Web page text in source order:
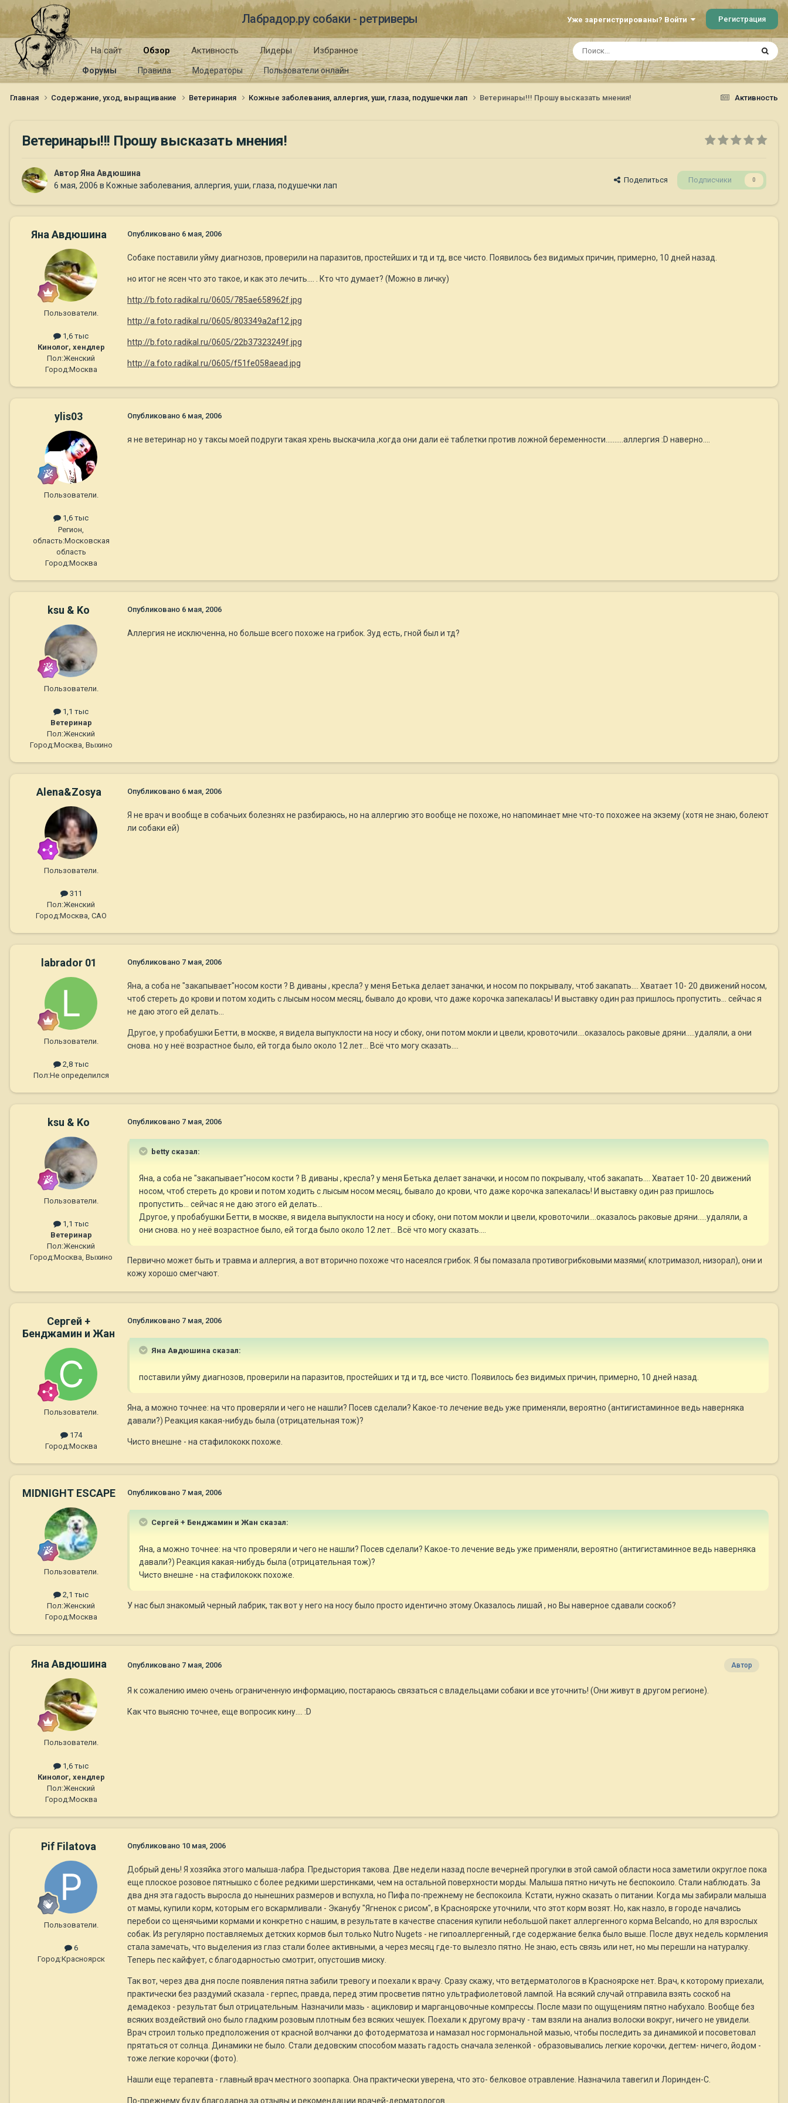
Лабрадор.ру собаки - ретриверы Уже зарегистрированы? Войти Регистрация
На сайт Обзор
Форумы Правила Модераторы Пользователи онлайн
Активность Лидеры Избранное
Активность
Главная Содержание, уход, выращивание Ветеринария Кожные заболевания, аллергия, уши, глаза, подушечки лап Ветеринары!!! Прошу высказать мнения!
Ветеринары!!! Прошу высказать мнения!
Автор Яна Авдюшина
6 мая, 2006 в Кожные заболевания, аллергия, уши, глаза, подушечки лап
Поделиться Подписчики 0
Яна Авдюшина
Пользователи.
1,6 тыс
Кинолог, хендлер
Пол:Женский
Город:Москва
Опубликовано 6 мая, 2006
Собаке поставили уйму диагнозов, проверили на паразитов, простейших и тд и тд, все чисто. Появилось без видимых причин, примерно, 10 дней назад.
но итог не ясен что это такое, и как это лечить.... . Кто что думает? (Можно в личку)
http://b.foto.radikal.ru/0605/785ae658962f.jpg
http://a.foto.radikal.ru/0605/803349a2af12.jpg
http://b.foto.radikal.ru/0605/22b37323249f.jpg
http://a.foto.radikal.ru/0605/f51fe058aead.jpg
ylis03
Пользователи.
1,6 тыс
Регион,
область:Московская
область
Город:Москва
Опубликовано 6 мая, 2006
я не ветеринар но у таксы моей подруги такая хрень выскачила ,когда они дали её таблетки против ложной беременности..........аллергия :D наверно....
ksu & Ko
Пользователи.
1,1 тыс
Ветеринар
Пол:Женский
Город:Москва, Выхино
Опубликовано 6 мая, 2006
Аллергия не исключенна, но больше всего похоже на грибок. Зуд есть, гной был и тд?
Alena&Zosya
Пользователи.
311
Пол:Женский
Город:Москва, САО
Опубликовано 6 мая, 2006
Я не врач и вообще в собачьих болезнях не разбираюсь, но на аллергию это вообще не похоже, но напоминает мне что-то похожее на экзему (хотя не знаю, болеют
ли собаки ей)
labrador 01
Пользователи.
2,8 тыс
Пол:Не определился
Опубликовано 7 мая, 2006
Яна, а соба не "закапывает"носом кости ? В диваны , кресла? у меня Бетька делает заначки, и носом по покрывалу, чтоб закапать.... Хватает 10- 20 движений носом,
чтоб стереть до крови и потом ходить с лысым носом месяц, бывало до крови, что даже корочка запекалась! И выставку один раз пришлось пропустить... сейчас я
не даю этого ей делать...
Другое, у пробабушки Бетти, в москве, я видела выпуклости на носу и сбоку, они потом мокли и цвели, кровоточили....оказалось раковые дряни.....удаляли, а они
снова. но у неё возрастное было, ей тогда было около 12 лет... Всё что могу сказать....
ksu & Ko
Пользователи.
1,1 тыс
Ветеринар
Пол:Женский
Город:Москва, Выхино
Опубликовано 7 мая, 2006
betty сказал:
Яна, а соба не "закапывает"носом кости ? В диваны , кресла? у меня Бетька делает заначки, и носом по покрывалу, чтоб закапать.... Хватает 10- 20 движений
носом, чтоб стереть до крови и потом ходить с лысым носом месяц, бывало до крови, что даже корочка запекалась! И выставку один раз пришлось
пропустить... сейчас я не даю этого ей делать...
Другое, у пробабушки Бетти, в москве, я видела выпуклости на носу и сбоку, они потом мокли и цвели, кровоточили....оказалось раковые дряни.....удаляли, а
они снова. но у неё возрастное было, ей тогда было около 12 лет... Всё что могу сказать....
Первично может быть и травма и аллергия, а вот вторично похоже что насеялся грибок. Я бы помазала противогрибковыми мазями( клотримазол, низорал), они и
кожу хорошо смегчают.
Сергей +
Бенджамин и Жан
Пользователи.
174
Город:Москва
Опубликовано 7 мая, 2006
Яна Авдюшина сказал:
поставили уйму диагнозов, проверили на паразитов, простейших и тд и тд, все чисто. Появилось без видимых причин, примерно, 10 дней назад.
Яна, а можно точнее: на что проверяли и чего не нашли? Посев сделали? Какое-то лечение ведь уже применяли, вероятно (антигистаминное ведь наверняка
давали?) Реакция какая-нибудь была (отрицательная тож)?
Чисто внешне - на стафилококк похоже.
MIDNIGHT ESCAPE
Пользователи.
2,1 тыс
Пол:Женский
Город:Москва
Опубликовано 7 мая, 2006
Сергей + Бенджамин и Жан сказал:
Яна, а можно точнее: на что проверяли и чего не нашли? Посев сделали? Какое-то лечение ведь уже применяли, вероятно (антигистаминное ведь наверняка
давали?) Реакция какая-нибудь была (отрицательная тож)?
Чисто внешне - на стафилококк похоже.
У нас был знакомый черный лабрик, так вот у него на носу было просто идентично этому.Оказалось лишай , но Вы наверное сдавали соскоб?
Яна Авдюшина
Пользователи.
1,6 тыс
Кинолог, хендлер
Пол:Женский
Город:Москва
Автор
Опубликовано 7 мая, 2006
Я к сожалению имею очень ограниченную информацию, постараюсь связаться с владельцами собаки и все уточнить! (Они живут в другом регионе).
Как что выясню точнее, еще вопросик кину.... :D
Pif Filatova
Пользователи.
6
Город:Красноярск
Опубликовано 10 мая, 2006
Добрый день! Я хозяйка этого малыша-лабра. Предыстория такова. Две недели назад после вечерней прогулки в этой самой области носа заметили округлое пока
еще плоское розовое пятнышко с более редкими шерстинками, чем на остальной поверхности морды. Малыша пятно ничуть не беспокоило. Стали наблюдать. За
два дня эта гадость выросла до нынешних размеров и вспухла, но Пифа по-прежнему не беспокоила. Кстати, нужно сказать о питании. Когда мы забирали малыша
от мамы, купили корм, которым его вскармливали - Эканубу "Ягненок с рисом", в Красноярске уточнили, что этот корм возят. Но, как назло, в городе начались
перебои со щенячьими кормами и конкретно с нашим, в результате в качестве спасения купили небольшой пакет аллергенного корма Belcando, но для взрослых
собак. Из регулярно поставляемых детских кормов был только Nutro Nugets - не гипоаллергенный, где содержание белка было выше. После двух недель кормления
стала замечать, что выделения из глаз стали более активными, а через месяц где-то вылезло пятно. Не знаю, есть связь или нет, но мы перешли на натуралку.
Теперь пес кайфует, с благодарностью смотрит, опустошив миску.
Так вот, через два дня после появления пятна забили тревогу и поехали к врачу. Сразу скажу, что ветдерматологов в Красноярске нет. Врач, к которому приехали,
практически без раздумий сказала - герпес, правда, перед этим просветив пятно ультрафиолетовой лампой. На всякий случай отправила взять соскоб на
демадекоз - результат был отрицательным. Назначили мазь - ацикловир и марганцовочные компрессы. После мази по ощущениям пятно набухало. Вообще без
всяких воздействий оно было гладким розовым плотным без всяких чешуек. Поехали к другому врачу - там взяли на анализ волоски вокруг, ничего не увидели.
Врач строил только предположения от красной волчанки до фотодерматоза и намазал нос гормональной мазью, чтобы последить за динамикой и посоветовал
прятаться от солнца. Динамики не было. Стали дедовским способом мазать гадость сначала зеленкой - образовывались легкие корочки, дегтем- ничего, йодом -
тоже легкие корочки (фото).
Нашли еще терапевта - главный врач местного зоопарка. Она практически уверена, что это- белковое отравление. Назначила тавегил и Лоринден-С.
По-прежнему буду благодарна за отзывы и рекомендации врачей-дерматологов.